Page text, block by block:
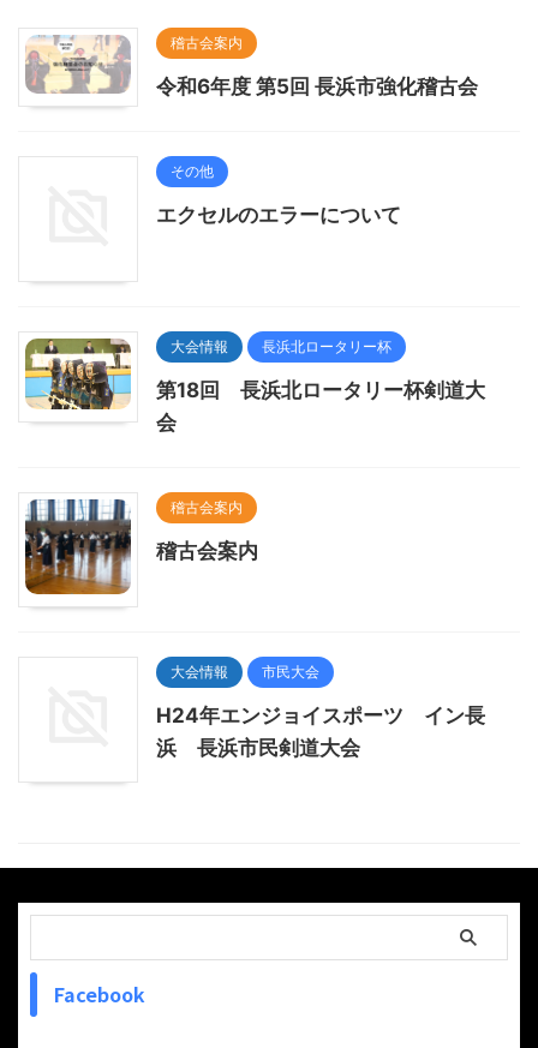
稽古会案内
令和6年度 第5回 長浜市強化稽古会
その他
エクセルのエラーについて
大会情報 長浜北ロータリー杯
第18回 長浜北ロータリー杯剣道大
会
稽古会案内
稽古会案内
大会情報 市民大会
H24年エンジョイスポーツ イン長
浜 長浜市民剣道大会
Facebook